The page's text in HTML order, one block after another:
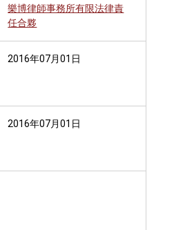
樂博律師事務所有限法律責
任合夥
2016年07月01日
2016年07月01日